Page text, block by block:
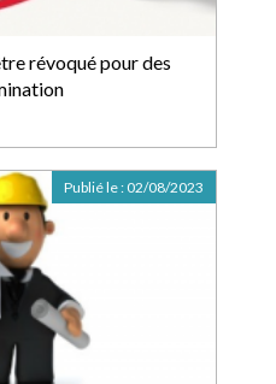
révoqué pour des
Publié le : 02/08/2023